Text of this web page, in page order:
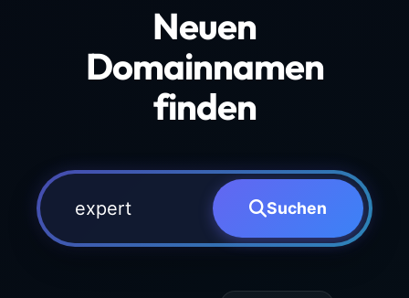
Neuen
Domainnamen
finden
Suchen